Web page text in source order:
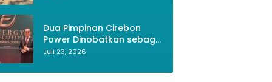
Dua Pimpinan Cirebon
Power Dinobatkan sebagai
Tokoh Energi
Juli 23, 2026